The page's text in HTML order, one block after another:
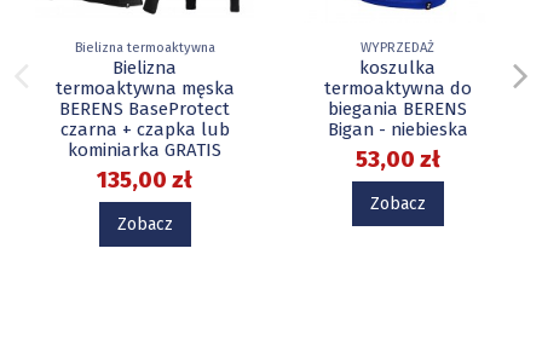
Bielizna termoaktywna
Bielizna
termoaktywna męska
BERENS BaseProtect
czarna + czapka lub
kominiarka GRATIS
135,00 zł
Zobacz
WYPRZEDAŻ
koszulka
termoaktywna do
biegania BERENS
Bigan - niebieska
53,00 zł
Zobacz